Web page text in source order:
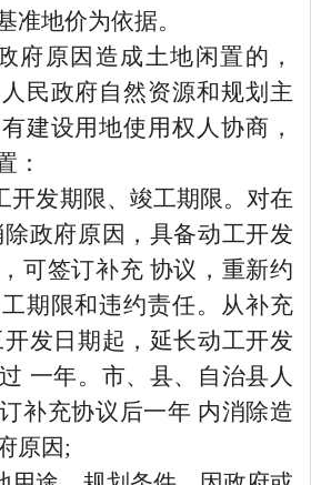
准地价为依据。
府原因造成土地闲置的，
民政府自然资源和规划主
建设用地使用权人协商，
：
开发期限、竣工期限。对在
政府原因，具备动工开发
可签订补充 协议，重新约
期限和违约责任。从补充
发日期起，延长动工开发
一年。市、县、自治县人
补充协议后一年 内消除造
原因;